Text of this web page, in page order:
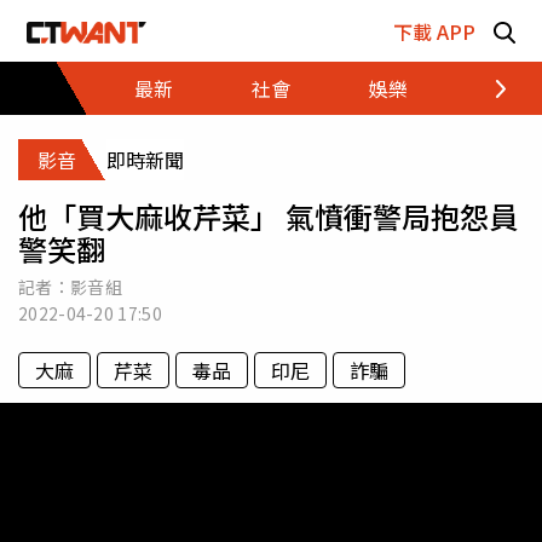
下載 APP
最新
社會 娛樂 財經
影音 即時新聞
他「買大麻收芹菜」 氣憤衝警局抱怨員
警笑翻
記者：影音組
2022-04-20 17:50
大麻 芹菜 毒品 印尼 詐騙